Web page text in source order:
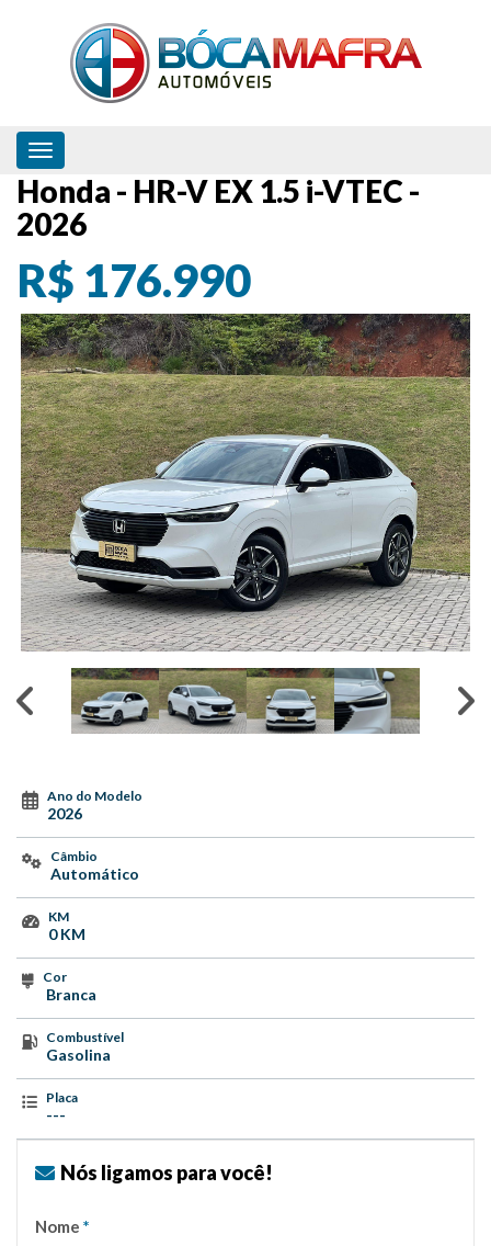
Toggle navigation
Honda - HR-V EX 1.5 i-VTEC -
2026
R$ 176.990
Ano do Modelo
2026
Câmbio
Automático
KM
0 KM
Cor
Branca
Combustível
Gasolina
Placa
---
Nós ligamos para você!
Nome *